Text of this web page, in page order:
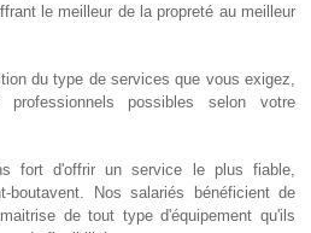
le meilleur de la propreté au meilleur
du type de services que vous exigez,
possibles selon votre
fort d'offrir un service le plus fiable,
boutavent. Nos salariés bénéficient de
de tout type d'équipement qu'ils